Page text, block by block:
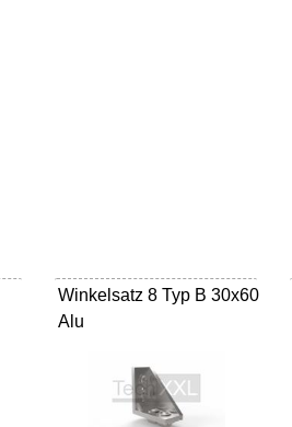
Winkelsatz 8 Typ B 30x60
Alu